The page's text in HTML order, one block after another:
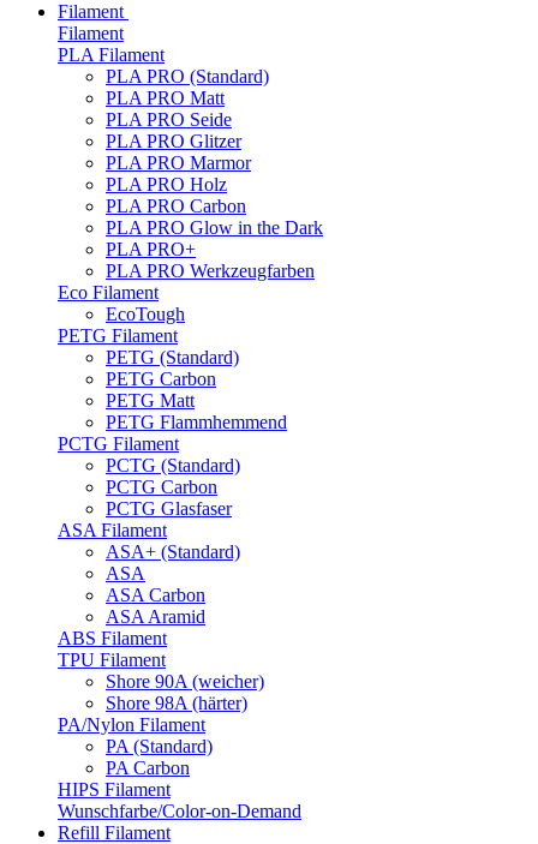
Filament
Filament
PLA Filament
PLA PRO (Standard)
PLA PRO Matt
PLA PRO Seide
PLA PRO Glitzer
PLA PRO Marmor
PLA PRO Holz
PLA PRO Carbon
PLA PRO Glow in the Dark
PLA PRO+
PLA PRO Werkzeugfarben
Eco Filament
EcoTough
PETG Filament
PETG (Standard)
PETG Carbon
PETG Matt
PETG Flammhemmend
PCTG Filament
PCTG (Standard)
PCTG Carbon
PCTG Glasfaser
ASA Filament
ASA+ (Standard)
ASA
ASA Carbon
ASA Aramid
ABS Filament
TPU Filament
Shore 90A (weicher)
Shore 98A (härter)
PA/Nylon Filament
PA (Standard)
PA Carbon
HIPS Filament
Wunschfarbe/Color-on-Demand
Refill Filament